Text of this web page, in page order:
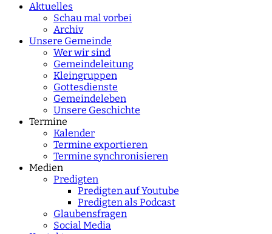
Aktuelles
Schau mal vorbei
Archiv
Unsere Gemeinde
Wer wir sind
Gemeindeleitung
Kleingruppen
Gottesdienste
Gemeindeleben
Unsere Geschichte
Termine
Kalender
Termine exportieren
Termine synchronisieren
Medien
Predigten
Predigten auf Youtube
Predigten als Podcast
Glaubensfragen
Social Media